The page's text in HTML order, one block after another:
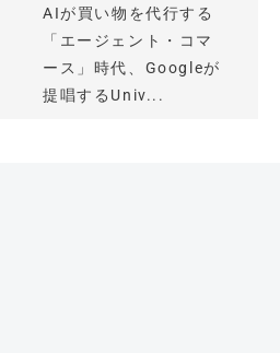
AIが買い物を代行する
「エージェント・コマ
ース」時代、Googleが
提唱するUniv...